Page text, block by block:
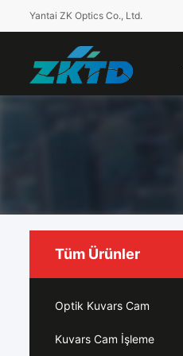
Yantai ZK Optics Co., Ltd.
Tüm Ürünler
Optik Kuvars Cam
Kuvars Cam İşleme